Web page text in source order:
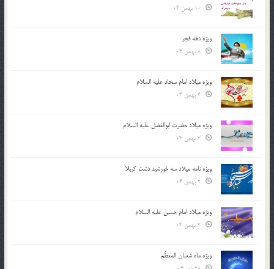
ویژه دهه فجر
ویژه میلاد امام سجاد علیه السلام
ویژه میلاد حضرت ابوالفضل علیه السلام
ویژه نامه میلاد سه خورشید دشت کربلا
ویژه میلاد امام حسین علیه السلام
ویژه ماه شعبان المعظّم